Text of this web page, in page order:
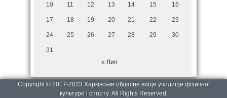
10 11 12 13 14 15 16
17 18 19 20 21 22 23
24 25 26 27 28 29 30
31
« Лип
Copyright © 2017-2023 Харківське обласне вище училище фізичної
культури і спорту. All Rights Reserved.